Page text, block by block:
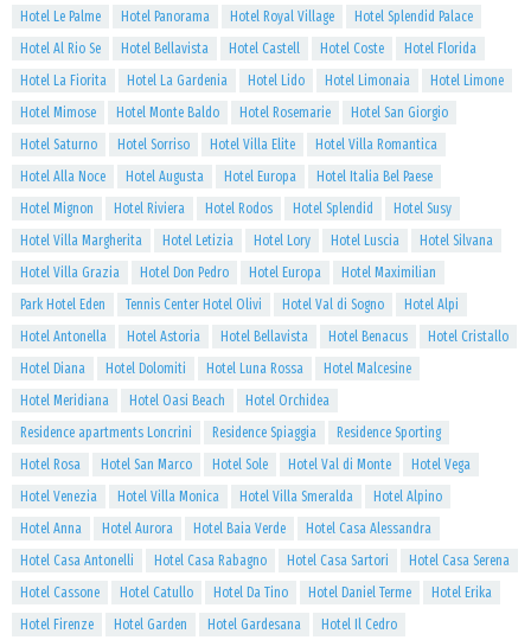
Hotel Le Palme
Hotel Panorama Hotel Royal Village
Hotel Splendid Palace
Hotel Al Rio Se
Hotel Bellavista Hotel Castell Hotel Coste
Hotel Florida
Hotel La Fiorita
Hotel La Gardenia Hotel Lido Hotel Limonaia
Hotel Limone
Hotel Mimose
Hotel Monte Baldo Hotel Rosemarie
Hotel San Giorgio
Hotel Saturno
Hotel Sorriso Hotel Villa Elite
Hotel Villa Romantica
Hotel Alla Noce
Hotel Augusta Hotel Europa
Hotel Italia Bel Paese
Hotel Mignon
Hotel Riviera Hotel Rodos Hotel Splendid
Hotel Susy
Hotel Villa Margherita
Hotel Letizia Hotel Lory Hotel Luscia
Hotel Silvana
Hotel Villa Grazia
Hotel Don Pedro Hotel Europa
Hotel Maximilian
Park Hotel Eden
Tennis Center Hotel Olivi Hotel Val di Sogno
Hotel Alpi
Hotel Antonella
Hotel Astoria Hotel Bellavista Hotel Benacus
Hotel Cristallo
Hotel Diana
Hotel Dolomiti Hotel Luna Rossa
Hotel Malcesine
Hotel Meridiana
Hotel Oasi Beach
Hotel Orchidea
Residence apartments Loncrini
Residence Spiaggia
Residence Sporting
Hotel Rosa
Hotel San Marco Hotel Sole Hotel Val di Monte
Hotel Vega
Hotel Venezia
Hotel Villa Monica Hotel Villa Smeralda
Hotel Alpino
Hotel Anna
Hotel Aurora Hotel Baia Verde
Hotel Casa Alessandra
Hotel Casa Antonelli
Hotel Casa Rabagno Hotel Casa Sartori
Hotel Casa Serena
Hotel Cassone
Hotel Catullo Hotel Da Tino Hotel Daniel Terme
Hotel Erika
Hotel Firenze
Hotel Garden Hotel Gardesana
Hotel Il Cedro